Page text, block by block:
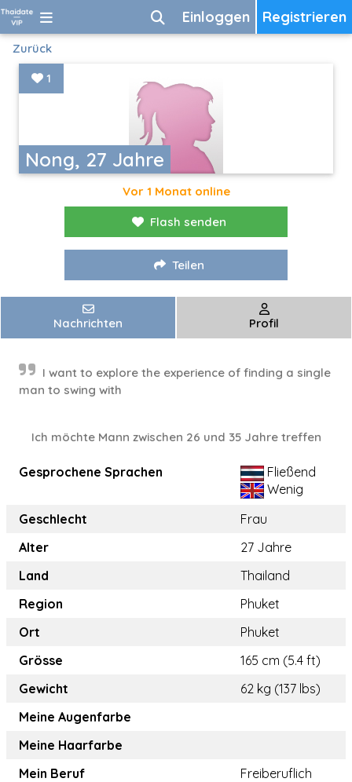
Registrieren
Einloggen
Zurück
Nong, 27 Jahre
1
Vor 1 Monat online
Flash senden
Teilen
Nachrichten Profil
I want to explore the experience of finding a single
man to swing with
Ich möchte Mann zwischen 26 und 35 Jahre treffen
Gesprochene Sprachen
Fließend
Wenig
Geschlecht
Frau
Alter
27 Jahre
Land
Thailand
Region
Phuket
Ort
Phuket
Grösse
165 cm (5.4 ft)
Gewicht
62 kg (137 lbs)
Meine Augenfarbe
Meine Haarfarbe
Mein Beruf
Freiberuflich